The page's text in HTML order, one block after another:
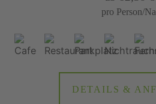
pro Person/
DETAILS &